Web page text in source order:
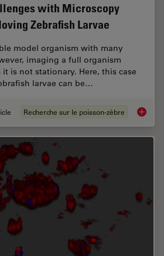
with Microscopy
Zebrafish Larvae
model organism with many
imaging a full organism
it is not stationary. Here, this case
larvae can be…
Recherche sur le poisson-zèbre